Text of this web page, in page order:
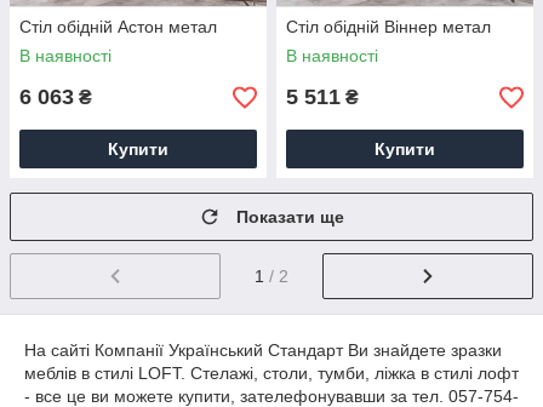
Стіл обідній Астон метал
В наявності
6 063 ₴
Купити
Стіл обідній Віннер метал
В наявності
5 511 ₴
Купити
Показати ще
1 / 2
На сайті Компанії Український Стандарт Ви знайдете зразки
меблів в стилі LOFT. Стелажі, столи, тумби, ліжка в стилі лофт
- все це ви можете купити, зателефонувавши за тел. 057-754-